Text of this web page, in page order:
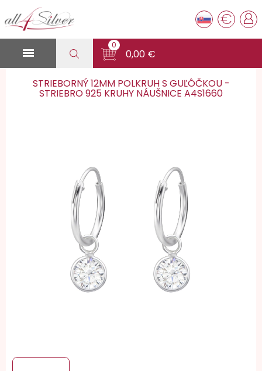
€

0
0,00 €
STRIEBORNÝ 12MM POLKRUH S GUĽÔČKOU -
STRIEBRO 925 KRUHY NÁUŠNICE A4S1660